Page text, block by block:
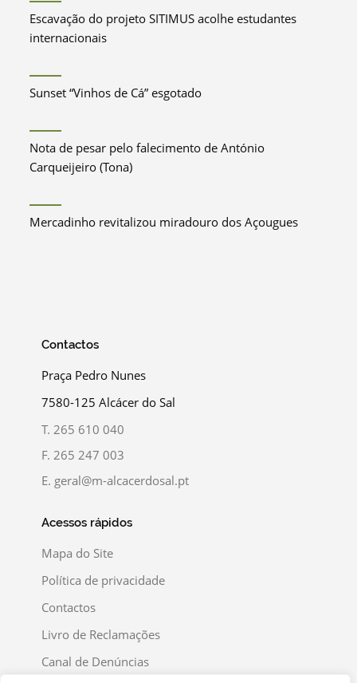
Escavação do projeto SITIMUS acolhe estudantes
internacionais
Sunset “Vinhos de Cá” esgotado
Nota de pesar pelo falecimento de António
Carqueijeiro (Tona)
Mercadinho revitalizou miradouro dos Açougues
Contactos
Praça Pedro Nunes
7580-125 Alcácer do Sal
T. 265 610 040
F. 265 247 003
E. geral@m-alcacerdosal.pt
Acessos rápidos
Mapa do Site
Política de privacidade
Contactos
Livro de Reclamações
Canal de Denúncias